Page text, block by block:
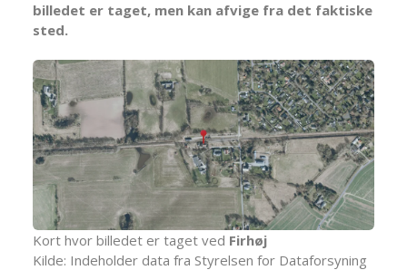
billedet er taget, men kan afvige fra det faktiske
sted.
Kort hvor billedet er taget ved Firhøj
Kilde: Indeholder data fra Styrelsen for Dataforsyning